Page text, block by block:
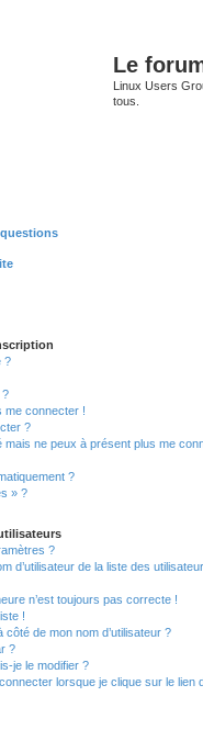
Le
Linux Users
tous.
?
?
me connecter !
?
mais ne peux à présent plus me
?
» ?
?
d’utilisateur de la liste des
n’est toujours pas correcte !
!
de mon nom d’utilisateur ?
?
je le modifier ?
lorsque je clique sur le lien